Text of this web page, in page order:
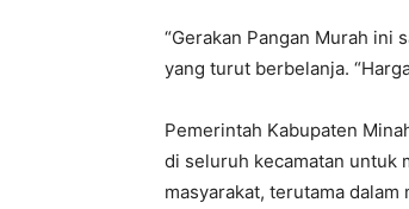
“Gerakan Pangan Murah ini
yang turut berbelanja.
Pemerintah Kabupaten
di seluruh kecamatan untuk
masyarakat, terutama